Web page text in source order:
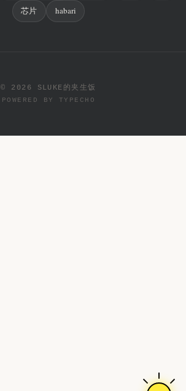
芯片 habari
© 2026 SLUKE的夹生饭
POWERED BY TYPECHO